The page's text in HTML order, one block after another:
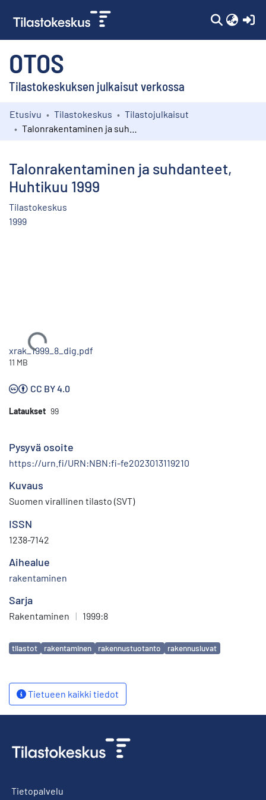
OTOS
Tilastokeskuksen julkaisut verkossa
Kokoelmat
Etusivu Tilastokeskus
Tilastojulkaisut
Talonrakentaminen ja suhdanteet,
Huhtikuu 1999
Tilastokeskus
1999
Ladataan...
xrak_1999_8_dig.pdf
11 MB
CC BY 4.0
Lataukset 99
Pysyvä osoite
https://urn.fi/URN:NBN:fi-fe2023013119210
Kuvaus
Suomen virallinen tilasto (SVT)
ISSN
1238-7142
Aihealue
rakentaminen
Sarja
Rakentaminen | 1999:8
Avainsanat
tilastot rakentaminen rakennustuotanto rakennusluvat
Tietueen kaikki tiedot
Tietopalvelu